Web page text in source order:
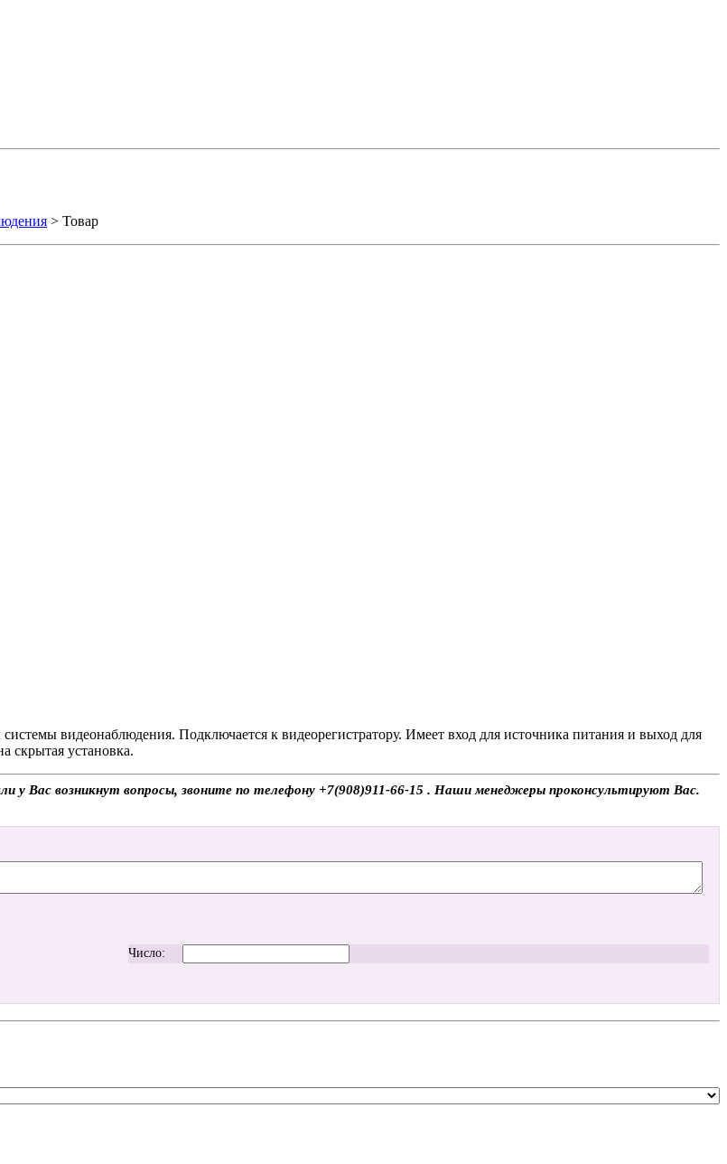
> Товар
видеонаблюдения. Подключается к видеорегистратору. Имеет вход для источника питания и выход для
скрытая установка.
у Вас возникнут вопросы, звоните по телефону +7(908)911-66-15 . Наши менеджеры проконсультируют Вас.
Число: